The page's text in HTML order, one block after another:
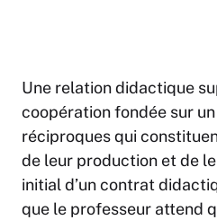
Une relation didactique
coopération fondée sur
réciproques qui
de leur production et de
initial d’un contrat
que le professeur attend